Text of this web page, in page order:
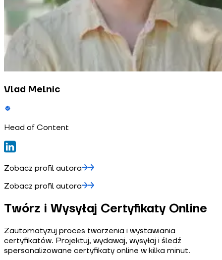
Vlad Melnic
Head of Content
Zobacz profil autora
Zobacz profil autora
Twórz i Wysyłaj Certyfikaty Online
Zautomatyzuj proces tworzenia i wystawiania
certyfikatów. Projektuj, wydawaj, wysyłaj i śledź
spersonalizowane certyfikaty online w kilka minut.